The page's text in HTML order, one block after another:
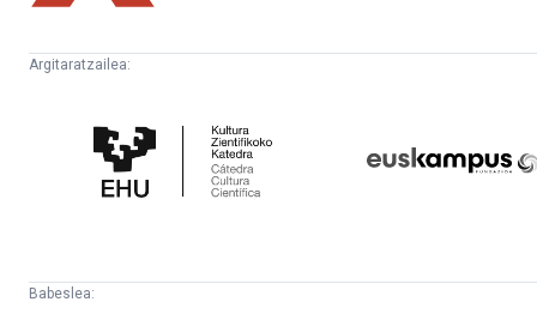
Argitaratzailea:
Zientifikoko
Katedra
Babeslea: